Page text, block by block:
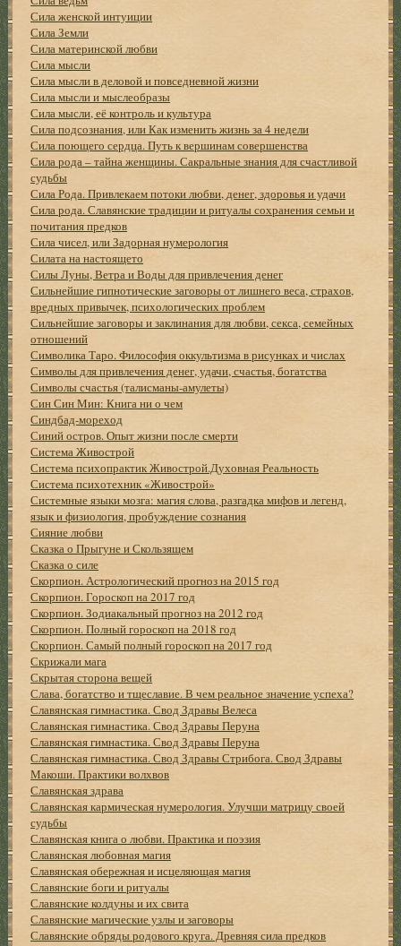
Сила женской интуиции
Сила Земли
Сила материнской любви
Сила мысли
Сила мысли в деловой и повседневной жизни
Сила мысли и мыслеобразы
Сила мысли, её контроль и культура
Сила подсознания, или Как изменить жизнь за 4 недели
Сила поющего сердца. Путь к вершинам совершенства
Сила рода – тайна женщины. Сакральные знания для счастливой
судьбы
Сила Рода. Привлекаем потоки любви, денег, здоровья и удачи
Сила рода. Славянские традиции и ритуалы сохранения семьи и
почитания предков
Сила чисел, или Задорная нумерология
Силата на настоящето
Силы Луны, Ветра и Воды для привлечения денег
Сильнейшие гипнотические заговоры от лишнего веса, страхов,
вредных привычек, психологических проблем
Сильнейшие заговоры и заклинания для любви, секса, семейных
отношений
Символика Таро. Философия оккультизма в рисунках и числах
Символы для привлечения денег, удачи, счастья, богатства
Символы счастья (талисманы-амулеты)
Син Син Мин: Книга ни о чем
Синдбад-мореход
Синий остров. Опыт жизни после смерти
Система Живострой
Система психопрактик Живострой.Духовная Реальность
Система психотехник «Живострой»
Системные языки мозга: магия слова, разгадка мифов и легенд,
язык и физиология, пробуждение сознания
Сияние любви
Сказка о Прыгуне и Скользящем
Сказка о силе
Скорпион. Астрологический прогноз на 2015 год
Скорпион. Гороскоп на 2017 год
Скорпион. Зодиакальный прогноз на 2012 год
Скорпион. Полный гороскоп на 2018 год
Скорпион. Самый полный гороскоп на 2017 год
Скрижали мага
Скрытая сторона вещей
Слава, богатство и тщеславие. В чем реальное значение успеха?
Славянская гимнастика. Свод Здравы Велеса
Славянская гимнастика. Свод Здравы Перуна
Славянская гимнастика. Свод Здравы Перуна
Славянская гимнастика. Свод Здравы Стрибога. Свод Здравы
Макоши. Практики волхвов
Славянская здрава
Славянская кармическая нумерология. Улучши матрицу своей
судьбы
Славянская книга о любви. Практика и поэзия
Славянская любовная магия
Славянская обережная и исцеляющая магия
Славянские боги и ритуалы
Славянские колдуны и их свита
Славянские магические узлы и заговоры
Славянские обряды родового круга. Древняя сила предков